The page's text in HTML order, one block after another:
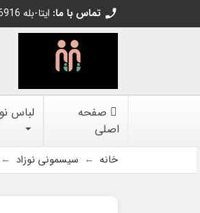
call تماس با ما: 02144438097 -- 09197306916 ایتا-بله
صفحه
اصلی
لباس
خانه سیسمونی نوزاد